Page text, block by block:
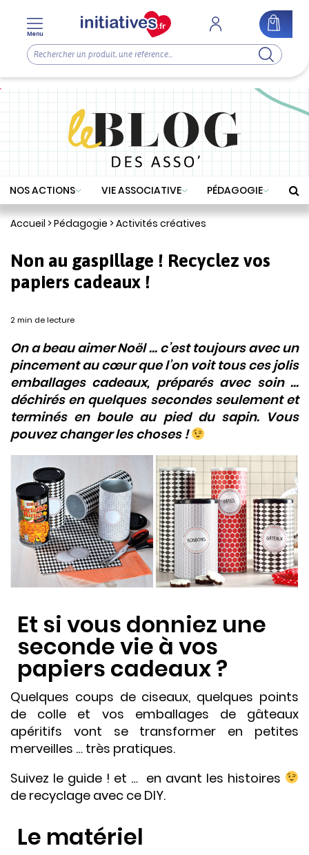
NOS ACTIONS VIE ASSOCIATIVE PÉDAGOGIE
Accueil >Pédagogie >Activités créatives
Non au gaspillage ! Recyclez vos
papiers cadeaux !
2 min de lecture
On a beau aimer Noël … c’est toujours avec un
pincement au cœur que l’on voit tous ces jolis
emballages cadeaux, préparés avec soin …
déchirés en quelques secondes seulement et
terminés en boule au pied du sapin. Vous
pouvez changer les choses !
Et si vous donniez une
seconde vie à vos
papiers cadeaux ?
Quelques coups de ciseaux, quelques points
de colle et vos emballages de gâteaux
apéritifs vont se transformer en petites
merveilles … très pratiques.
Suivez le guide ! et … en avant les histoires
de recyclage avec ce DIY.
Le matériel
Menu